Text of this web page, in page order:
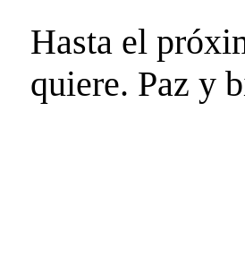
Hasta el
quiere. Paz y